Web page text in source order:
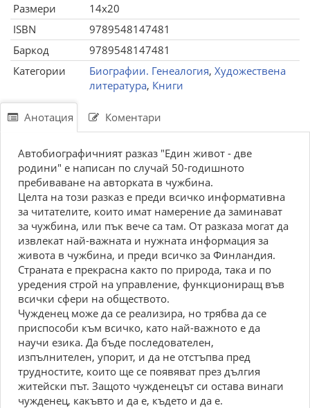
Размери
14x20
ISBN
9789548147481
Баркод
9789548147481
Категории
Биографии. Генеалогия, Художествена
литература, Книги
Анотация Коментари
Автобиографичният разказ "Един живот - две
родини" е написан по случай 50-годишното
пребиваване на авторката в чужбина.
Целта на този разказ е преди всичко информативна
за читателите, които имат намерение да заминават
за чужбина, или пък вече са там. От разказа могат да
извлекат най-важната и нужната информация за
живота в чужбина, и преди всичко за Финландия.
Страната е прекрасна както по природа, така и по
уредения строй на управление, функциониращ във
всички сфери на обществото.
Чужденец може да се реализира, но трябва да се
приспособи към всичко, като най-важното е да
научи езика. Да бъде последователен,
изпълнителен, упорит, и да не отстъпва пред
трудностите, които ще се появяват през дългия
житейски път. Защото чужденецът си остава винаги
чужденец, какъвто и да е, където и да е.